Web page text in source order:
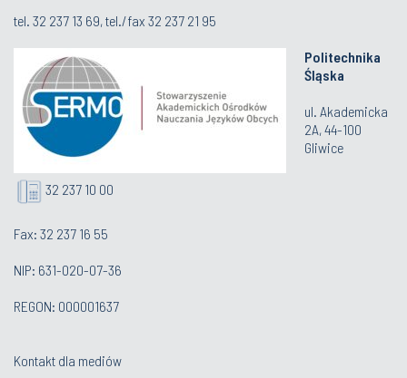
tel. 32 237 13 69, tel./fax 32 237 21 95
Politechnika
Śląska
ul. Akademicka
2A, 44-100
Gliwice
32 237 10 00
Fax: 32 237 16 55
NIP: 631-020-07-36
REGON: 000001637
Kontakt dla mediów